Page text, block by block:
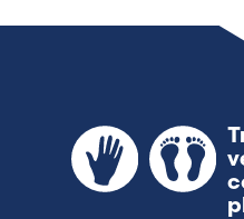
Hong Kong
Ireland (Irish)